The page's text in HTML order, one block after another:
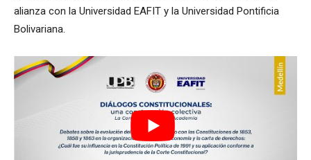
alianza con la Universidad EAFIT y la Universidad Pontificia
Bolivariana.